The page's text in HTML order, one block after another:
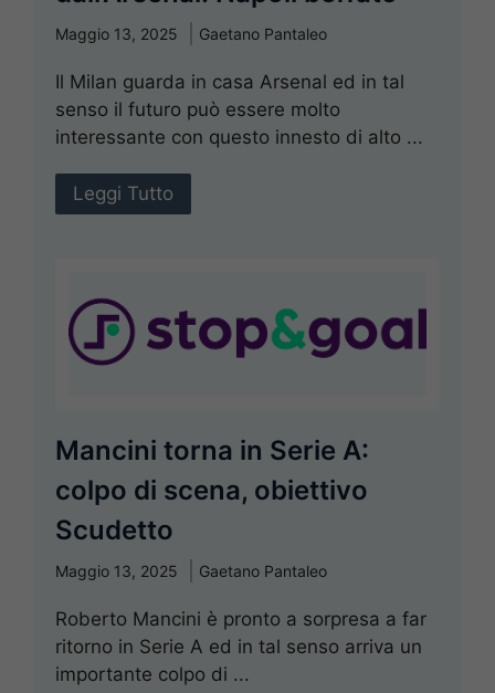
Maggio 13, 2025 Gaetano Pantaleo
Il Milan guarda in casa Arsenal ed in tal
senso il futuro può essere molto
interessante con questo innesto di alto ...
Leggi Tutto
Mancini torna in Serie A:
colpo di scena, obiettivo
Scudetto
Maggio 13, 2025 Gaetano Pantaleo
Roberto Mancini è pronto a sorpresa a far
ritorno in Serie A ed in tal senso arriva un
importante colpo di ...